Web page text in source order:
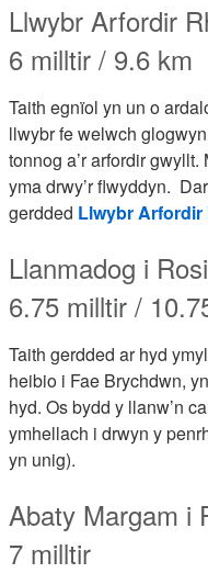
Llwybr Arfordir
6 milltir / 9.6 km
Taith egnïol yn un o
llwybr fe welwch
tonnog a’r arfordir
yma drwy’r flwyddyn.
gerdded Llwybr Arfordir
Llanmadog i
6.75 milltir /
Taith gerdded ar hyd
heibio i Fae Brychdwn,
hyd. Os bydd y llanw’n
ymhellach i drwyn y
yn unig).
Abaty Margam i
7 milltir